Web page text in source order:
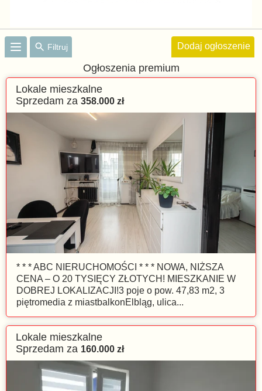
Dodaj ogłoszenie
Filtruj
Ogłoszenia premium
Lokale mieszkalne
Sprzedam za 358.000zł
* * * ABC NIERUCHOMOŚCI * * * NOWA, NIŻSZA
CENA – O 20 TYSIĘCY ZŁOTYCH! MIESZKANIE W
DOBREJ LOKALIZACJI!3 poje o pow. 47,83 m2, 3
piętromedia z miastbalkonElbląg, ulica...
Lokale mieszkalne
Sprzedam za 160.000zł